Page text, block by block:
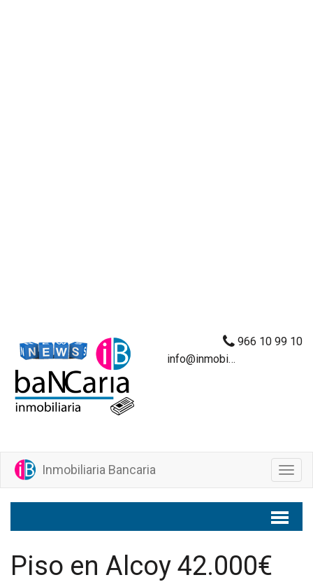
966 10 99 10
info@inmobiliariabancaria.com
M
e
n
ú
Inmobiliaria Bancaria
Piso en Alcoy 42.000€